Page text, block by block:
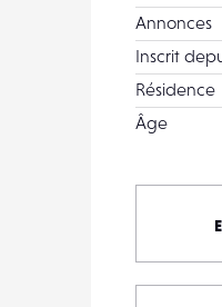
Annonces
Inscrit
Résidence
Âge